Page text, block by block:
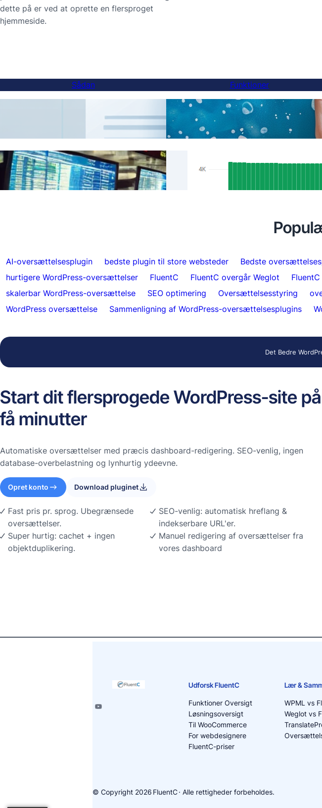
dette på er ved at oprette en flersproget
hjemmeside.
Sådan
Sådan tilføjes en sprogskifter til
Spring over oversættelser for specifikt
indhold med FluentC
Funktioner
AI-oversættelser
Ægte SEO-resultater: Sådan har
AI-oversættelsesplugin bedste plugin til store websteder Bedste
hurtigere WordPress-oversættelser
FluentC FluentC overgår Weglot
skalerbar WordPress-oversættelse
SEO optimering Oversættelsesstyring
WordPress oversættelse
Sammenligning af WordPress-oversættelsesplugins
Det Bedre
Start dit flersprogede WordPress-site på
få minutter
Automatiske oversættelser med præcis dashboard-redigering. SEO-venlig, ingen
database-overbelastning og lynhurtig ydeevne.
Opret konto Download pluginet
Fast pris pr. sprog. Ubegrænsede
oversættelser.
Super hurtig: cachet + ingen
objektduplikering.
SEO-venlig: automatisk hreflang &
indekserbare URL'er.
Manuel redigering af oversættelser fra
vores dashboard
Udforsk FluentC
Funktioner Oversigt
Løsningsoversigt
Til WooCommerce
For webdesignere
FluentC-priser
Lær &
WPML vs
Weglot vs
© Copyright 2026 FluentC · Alle rettigheder forbeholdes.